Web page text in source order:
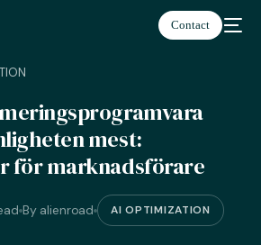
Contact
mest:
för marknadsförare
By alienroad AI OPTIMIZATION